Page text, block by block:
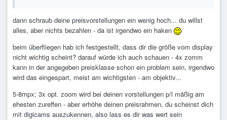
dann schraub deine preisvorstellungen ein wenig hoch... du willst
alles, aber nichts bezahlen - da ist irgendwo ein haken
beim überfliegen hab ich festgestellt, dass dir die größe vom display
nicht wichtig scheint? darauf würde ich auch schauen - 4x zomm
kann in der angegeben preisklasse schon ein problem sein, irgendwo
wird das eingespart, meist am wichtigsten - am objektiv...
5-8mpx; 3x opt. zoom wird bei deinen vorstellungen p/l mäßig am
ehesten zureffen - aber erhöhe deinen preisrahmen, du scheinst dich
mit digicams auszukennen, also lass es dir was wert sein